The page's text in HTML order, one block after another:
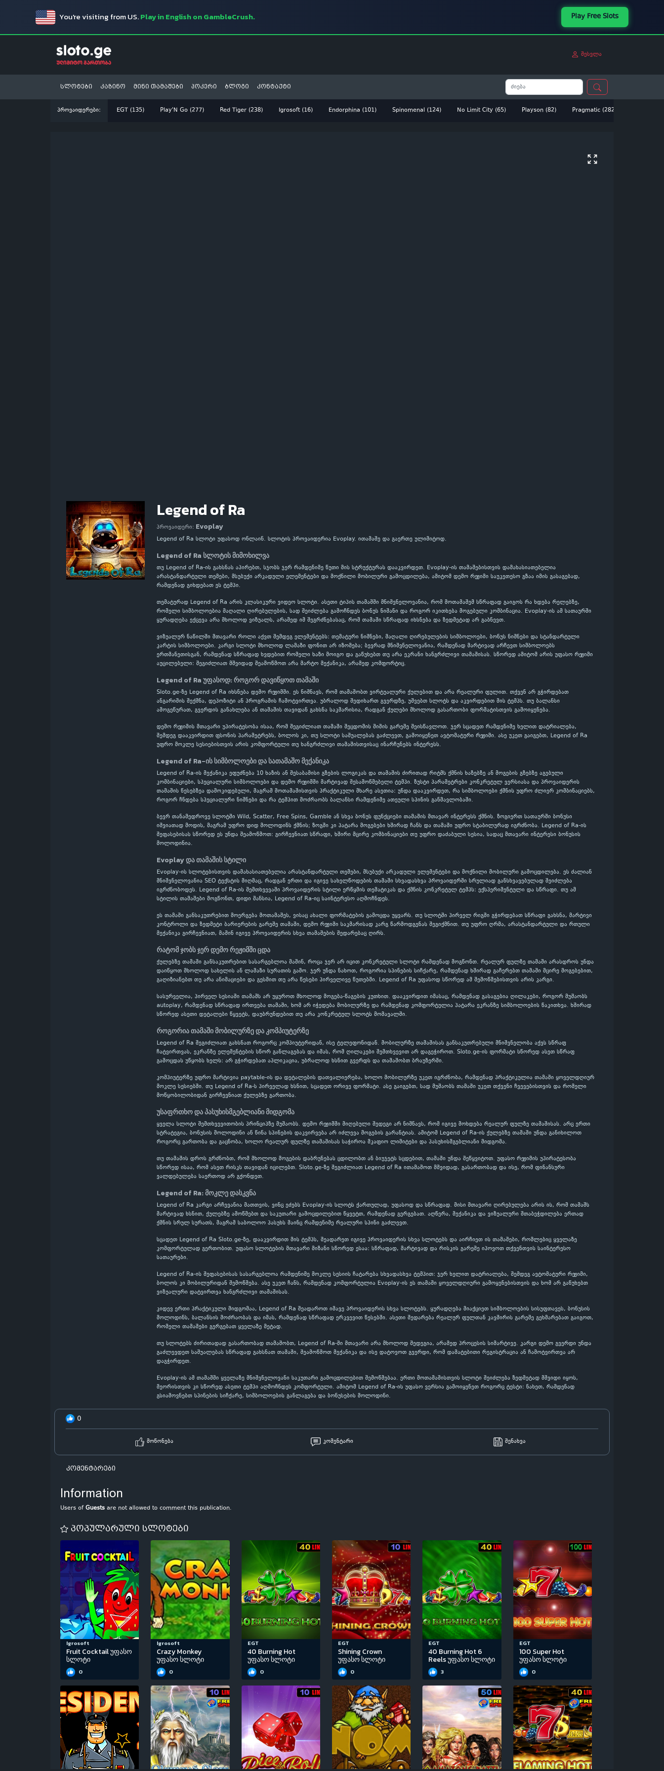
You're visiting from US.Play in English on GambleCrush. Play Free Slots
შესვლა
სლოტები კაზინო მინი თამაშები პოკერი ბლოგი კონტაქტი
პროვაიდერები: EGT (135) Play'N Go (277) Red Tiger (238) Igrosoft (16) Endorphina (101) Spinomenal (124) No Limit City (65) Playson (82) Pragmatic (282)
Legend of Ra
პროვაიდერი: Evoplay
Legend of Ra სლოტი უფასოდ ონლაინ. სლოტის პროვაიდერია Evoplay. ითამაშე და გაერთე ულიმიტოდ.
Legend of Ra სლოტის მიმოხილვა
თუ Legend of Ra-ის გახსნას აპირებთ, სჯობს ჯერ რამდენიმე წუთი მის სტრუქტურას დააკვირდეთ. Evoplay-ის თამაშებისთვის დამახასიათებელია
არასტანდარტული თემები, მსუბუქი არკადული ელემენტები და მოქნილი მობილური გამოცდილება, ამიტომ დემო რეჟიმი საუკეთესო გზაა იმის გასაგებად,
რამდენად გიხდებათ ეს ტემპი.
თემატურად Legend of Ra არის კლასიკური ვიდეო სლოტი. ასეთი ტიპის თამაშში მნიშვნელოვანია, რომ მოთამაშემ სწრაფად გაიგოს რა ხდება რელებზე,
რომელი სიმბოლოებია მაღალი ღირებულების, სად შეიძლება გამოჩნდეს ბონუს ნიშანი და როგორ იკითხება მოგებული კომბინაცია. Evoplay-ის ამ სათაურში
ყურადღება ექცევა არა მხოლოდ ვიზუალს, არამედ იმ შეგრძნებასაც, რომ თამაში სწრაფად იხსნება და ზედმეტად არ გაბნევთ.
ვიზუალურ ნაწილში მთავარი როლი აქვთ შემდეგ ელემენტებს: თემატური ნიშნები, მაღალი ღირებულების სიმბოლოები, ბონუს ნიშნები და სტანდარტული
კარტის სიმბოლოები. კარგი სლოტი მხოლოდ ლამაზი ფონით არ იზომება; ბევრად მნიშვნელოვანია, რამდენად მარტივად არჩევთ სიმბოლოებს
ერთმანეთისგან, რამდენად სწრაფად ხვდებით რომელი ხაზი მოიგო და გაწუხებთ თუ არა ეკრანი ხანგრძლივი თამაშისას. სწორედ ამიტომ არის უფასო რეჟიმი
აუცილებელი: შეგიძლიათ მშვიდად შეამოწმოთ არა მარტო მექანიკა, არამედ კომფორტიც.
Legend of Ra უფასოდ: როგორ დავიწყოთ თამაში
Sloto.ge-ზე Legend of Ra იხსნება დემო რეჟიმში. ეს ნიშნავს, რომ თამაშობთ ვირტუალური ქულებით და არა რეალური ფულით. თქვენ არ გჭირდებათ
ანგარიშის შექმნა, დეპოზიტი ან პროგრამის ჩამოტვირთვა. უბრალოდ შედიხართ გვერდზე, უშვებთ სლოტს და აკვირდებით მის ტემპს. თუ ბალანსი
ამოგეწურათ, გვერდის განახლება ან თამაშის თავიდან გახსნა საკმარისია, რადგან ქულები მხოლოდ გასართობი ფორმატისთვის გამოიყენება.
დემო რეჟიმის მთავარი უპირატესობა ისაა, რომ შეგიძლიათ თამაში შეცდომის შიშის გარეშე შეისწავლოთ. ჯერ სცადეთ რამდენიმე ხელით დატრიალება,
შემდეგ დააკვირდით ფსონის პარამეტრებს, ბოლოს კი, თუ სლოტი საშუალებას გაძლევთ, გამოიყენეთ ავტომატური რეჟიმი. ასე უკეთ გაიგებთ, Legend of Ra
უფრო მოკლე სესიებისთვის არის კომფორტული თუ ხანგრძლივი თამაშისთვისაც ინარჩუნებს ინტერესს.
Legend of Ra-ის სიმბოლოები და სათამაშო მექანიკა
Legend of Ra-ის მექანიკა ეფუძნება 10 ხაზის ან შესაბამისი გზების ლოგიკას და თამაშის ძირითად რიტმს ქმნის ხაზებზე ან მოგების გზებზე აგებული
კომბინაციები, სპეციალური სიმბოლოები და დემო რეჟიმში მარტივად შესამოწმებელი ტემპი. ზუსტი პარამეტრები კონკრეტულ ვერსიასა და პროვაიდერის
თამაშის წესებზეა დამოკიდებული, მაგრამ მოთამაშისთვის პრაქტიკული მხარე ასეთია: უნდა დააკვირდეთ, რა სიმბოლოები ქმნის უფრო ძლიერ კომბინაციებს,
როგორ ჩნდება სპეციალური ნიშნები და რა ტემპით მოძრაობს ბალანსი რამდენიმე ათეული სპინის განმავლობაში.
ბევრ თანამედროვე სლოტში Wild, Scatter, Free Spins, Gamble ან სხვა ბონუს ფუნქციები თამაშის მთავარ ინტერესს ქმნის. ზოგიერთ სათაურში ბონუსი
იშვიათად მოდის, მაგრამ უფრო დიდ მოლოდინს ქმნის; ზოგში კი პატარა მოგებები ხშირად ჩანს და თამაში უფრო სტაბილურად იგრძნობა. Legend of Ra-ის
შეფასებისას სწორედ ეს უნდა შეამოწმოთ: გირჩევნიათ სწრაფი, ხშირი მცირე კომბინაციები თუ უფრო დაძაბული სესია, სადაც მთავარი ინტერესი ბონუსის
მოლოდინია.
Evoplay და თამაშის სტილი
Evoplay-ის სლოტებისთვის დამახასიათებელია არასტანდარტული თემები, მსუბუქი არკადული ელემენტები და მოქნილი მობილური გამოცდილება. ეს ძალიან
მნიშვნელოვანია SEO ტექსტის მიღმაც, რადგან ერთი და იგივე სახელწოდების თამაში სხვადასხვა პროვაიდერში სრულიად განსხვავებულად შეიძლება
იგრძნობოდეს. Legend of Ra-ის შემთხვევაში პროვაიდერის სტილი ერწყმის თემატიკას და ქმნის კონკრეტულ ტემპს: ექსპერიმენტული და სწრაფი. თუ ამ
სტილის თამაშები მოგწონთ, დიდი შანსია, Legend of Ra-იც საინტერესო აღმოჩნდეს.
ეს თამაში განსაკუთრებით მოერგება მოთამაშეს, ვისაც ახალი ფორმატების გამოცდა უყვარს. თუ სლოტში პირველ რიგში გჭირდებათ სწრაფი გახსნა, მარტივი
კონტროლი და ზედმეტი ბარიერების გარეშე თამაში, დემო რეჟიმი საკმარისად კარგ წარმოდგენას შეგიქმნით. თუ უფრო ღრმა, არასტანდარტული და რთული
მექანიკა გირჩევნიათ, მაშინ იგივე პროვაიდერის სხვა თამაშების შედარებაც ღირს.
რატომ ჯობს ჯერ დემო რეჟიმში ცდა
ქულებზე თამაში განსაკუთრებით სასარგებლოა მაშინ, როცა ჯერ არ იცით კონკრეტული სლოტი რამდენად მოგწონთ. რეალურ ფულზე თამაში არასდროს უნდა
დაიწყოთ მხოლოდ სახელის ან ლამაზი სურათის გამო. ჯერ უნდა ნახოთ, როგორია სპინების სიჩქარე, რამდენად ხშირად გაჩერებთ თამაში მცირე მოგებებით,
გაღიზიანებთ თუ არა ანიმაციები და გესმით თუ არა წესები პირველივე წუთებში. Legend of Ra უფასოდ სწორედ ამ შემოწმებისთვის არის კარგი.
სასურველია, პირველ სესიაში თამაშს არ უყუროთ მხოლოდ მოგება-წაგების კუთხით. დააკვირდით იმასაც, რამდენად გასაგებია ღილაკები, როგორ მუშაობს
autoplay, რამდენად სწრაფად ირთვება თამაში, ხომ არ იჭედება მობილურზე და რამდენად კომფორტულია პატარა ეკრანზე სიმბოლოების წაკითხვა. ხშირად
სწორედ ასეთი დეტალები წყვეტს, დაუბრუნდებით თუ არა კონკრეტულ სლოტს მომავალში.
როგორია თამაში მობილურზე და კომპიუტერზე
Legend of Ra შეგიძლიათ გახსნათ როგორც კომპიუტერიდან, ისე ტელეფონიდან. მობილურზე თამაშისას განსაკუთრებული მნიშვნელობა აქვს სწრაფ
ჩატვირთვას, ეკრანზე ელემენტების სწორ განლაგებას და იმას, რომ ღილაკები შემთხვევით არ დაგეჭიროთ. Sloto.ge-ის ფორმატი სწორედ ასეთ სწრაფ
გამოცდას უწყობს ხელს: არ გჭირდებათ აპლიკაცია, უბრალოდ ხსნით გვერდს და თამაშობთ ბრაუზერში.
კომპიუტერზე უფრო მარტივია paytable-ის და დეტალების დათვალიერება, ხოლო მობილურზე უკეთ იგრძნობა, რამდენად პრაქტიკულია თამაში ყოველდღიურ
მოკლე სესიებში. თუ Legend of Ra-ს პირველად ხსნით, სცადეთ ორივე ფორმატი. ასე გაიგებთ, სად მუშაობს თამაში უკეთ თქვენი ჩვევებისთვის და რომელი
მოწყობილობიდან გირჩევნიათ ქულებზე გართობა.
უსაფრთხო და პასუხისმგებლიანი მიდგომა
ყველა სლოტი შემთხვევითობის პრინციპზე მუშაობს. დემო რეჟიმში მიღებული შედეგი არ ნიშნავს, რომ იგივე მოხდება რეალურ ფულზე თამაშისას. არც ერთი
სტრატეგია, ბონუსის მოლოდინი ან წინა სპინების დაკვირვება არ იძლევა მოგების გარანტიას. ამიტომ Legend of Ra-ის ქულებზე თამაში უნდა განიხილოთ
როგორც გართობა და გაცნობა, ხოლო რეალურ ფულზე თამაშისას საჭიროა მკაფიო ლიმიტები და პასუხისმგებლიანი მიდგომა.
თუ თამაშის დროს გრძნობთ, რომ მხოლოდ მოგების დაბრუნებას ცდილობთ ან ბიუჯეტს სცდებით, თამაში უნდა შეწყვიტოთ. უფასო რეჟიმის უპირატესობა
სწორედ ისაა, რომ ასეთ რისკს თავიდან იცილებთ. Sloto.ge-ზე შეგიძლიათ Legend of Ra ითამაშოთ მშვიდად, გასართობად და ისე, რომ ფინანსური
ვალდებულება საერთოდ არ გქონდეთ.
Legend of Ra: მოკლე დასკვნა
Legend of Ra კარგი არჩევანია მათთვის, ვინც ეძებს Evoplay-ის სლოტს ქართულად, უფასოდ და სწრაფად. მისი მთავარი ღირებულება არის ის, რომ თამაშს
მარტივად ხსნით, ქულებზე ამოწმებთ და საკუთარი გამოცდილებით წყვეტთ, რამდენად გერგებათ. აღწერა, მექანიკა და ვიზუალური შთაბეჭდილება ერთად
ქმნის სრულ სურათს, მაგრამ საბოლოო პასუხს მაინც რამდენიმე რეალური სპინი გაძლევთ.
სცადეთ Legend of Ra Sloto.ge-ზე, დააკვირდით მის ტემპს, შეადარეთ იგივე პროვაიდერის სხვა სლოტებს და აირჩიეთ ის თამაშები, რომლებიც ყველაზე
კომფორტულად გერთობით. უფასო სლოტების მთავარი მიზანი სწორედ ესაა: სწრაფად, მარტივად და რისკის გარეშე იპოვოთ თქვენთვის საინტერესო
სათაურები.
Legend of Ra-ის შეფასებისას სასარგებლოა რამდენიმე მოკლე სესიის ჩატარება სხვადასხვა ტემპით: ჯერ ხელით დატრიალება, შემდეგ ავტომატური რეჟიმი,
ბოლოს კი მობილურიდან შემოწმება. ასე უკეთ ჩანს, რამდენად კომფორტულია Evoplay-ის ეს თამაში ყოველდღიური გამოყენებისთვის და ხომ არ გაწუხებთ
ვიზუალური დატვირთვა ხანგრძლივი თამაშისას.
კიდევ ერთი პრაქტიკული მიდგომაა, Legend of Ra შეადაროთ იმავე პროვაიდერის სხვა სლოტებს. ყურადღება მიაქციეთ სიმბოლოების სისუფთავეს, ბონუსის
მოლოდინს, ბალანსის მოძრაობას და იმას, რამდენად სწრაფად ერკვევით წესებში. ასეთი შედარება რეალურ ფულთან კავშირის გარეშე გეხმარებათ გაიგოთ,
რომელი თამაშები გერგებათ ყველაზე მეტად.
თუ სლოტებს ძირითადად გასართობად თამაშობთ, Legend of Ra-ში მთავარი არა მხოლოდ შედეგია, არამედ პროცესის სიმარტივე. კარგი დემო გვერდი უნდა
გაძლევდეთ საშუალებას სწრაფად გახსნათ თამაში, შეამოწმოთ მექანიკა და ისე დატოვოთ გვერდი, რომ დამატებითი რეგისტრაცია ან ჩამოტვირთვა არ
დაგჭირდეთ.
Evoplay-ის ამ თამაშში ყველაზე მნიშვნელოვანი საკუთარი გამოცდილებით შემოწმებაა. ერთი მოთამაშისთვის სლოტი შეიძლება ზედმეტად მშვიდი იყოს,
მეორისთვის კი სწორედ ასეთი ტემპი აღმოჩნდეს კომფორტული. ამიტომ Legend of Ra-ის უფასო ვერსია გამოიყენეთ როგორც ტესტი: ნახეთ, რამდენად
გსიამოვნებთ სპინების სიჩქარე, სიმბოლოების განლაგება და ბონუსების მოლოდინი.
0
მოწონება კომენტარი შენახვა
კომენტარები
Information
Users ofGuests are not allowed to comment this publication.
პოპულარული სლოტები
Igrosoft
Fruit Cocktail უფასო
სლოტი
0
Igrosoft
Crazy Monkey
უფასო სლოტი
0
EGT
40 Burning Hot
უფასო სლოტი
0
EGT
Shining Crown
უფასო სლოტი
0
EGT
40 Burning Hot 6
Reels უფასო სლოტი
3
EGT
100 Super Hot
უფასო სლოტი
0